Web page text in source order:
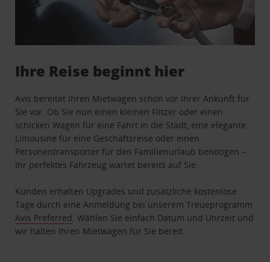
Ihre Reise beginnt hier
Avis bereitet Ihren Mietwagen schon vor Ihrer Ankunft für
Sie vor. Ob Sie nun einen kleinen Flitzer oder einen
schicken Wagen für eine Fahrt in die Stadt, eine elegante
Limousine für eine Geschäftsreise oder einen
Personentransporter für den Familienurlaub benötigen –
Ihr perfektes Fahrzeug wartet bereits auf Sie.
Kunden erhalten Upgrades und zusätzliche kostenlose
Tage durch eine Anmeldung bei unserem Treueprogramm
Avis Preferred . Wählen Sie einfach Datum und Uhrzeit und
wir halten Ihren Mietwagen für Sie bereit.